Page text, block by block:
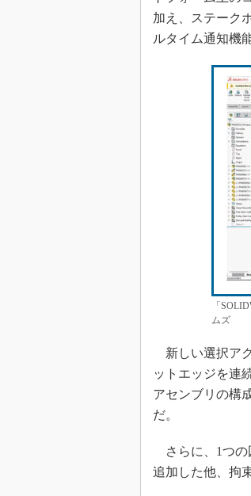
加え、ステーク
ルタイム通知機
「
ムズ
新しい選択ア
ットエッジを連
アセンブリの構
だ。
さらに、1つの
追加した他、拘